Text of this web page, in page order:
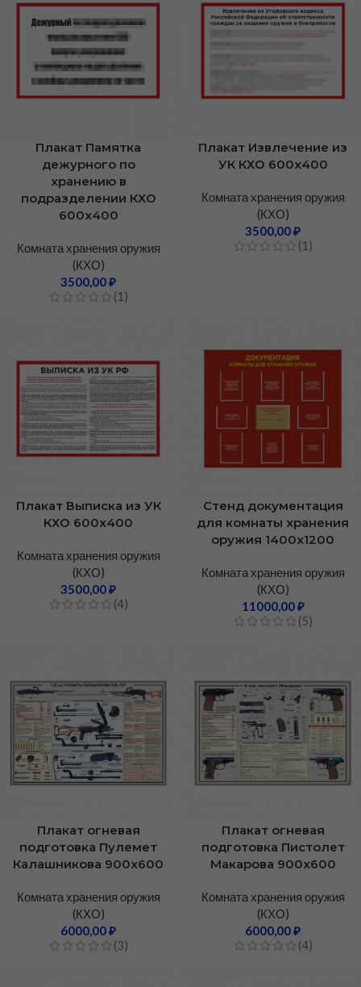
Плакат Памятка
дежурного по
хранению в
подразделении КХО
600х400
Комната хранения оружия
(КХО)
3500,00₽
(1)
Плакат Извлечение из
УК КХО 600х400
Комната хранения оружия
(КХО)
3500,00₽
(1)
Плакат Выписка из УК
КХО 600х400
Комната хранения оружия
(КХО)
3500,00₽
(4)
Стенд документация
для комнаты хранения
оружия 1400х1200
Комната хранения оружия
(КХО)
11000,00₽
(5)
Плакат огневая
подготовка Пулемет
Калашникова 900х600
Комната хранения оружия
(КХО)
6000,00₽
(3)
Плакат огневая
подготовка Пистолет
Макарова 900х600
Комната хранения оружия
(КХО)
6000,00₽
(4)